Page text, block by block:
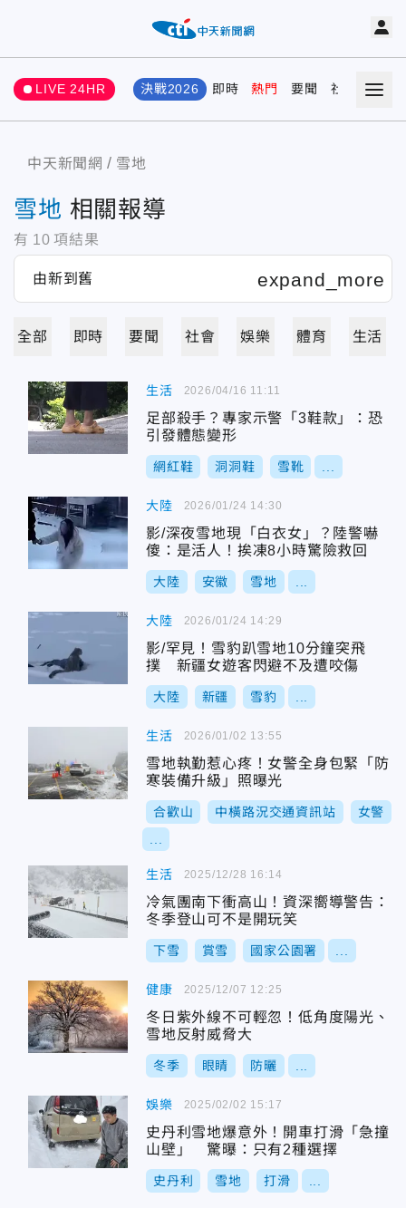
LIVE 24HR 決戰2026 即時 熱門 要聞 社會 娛樂
中天新聞網 雪地
雪地 相關報導
有 10 項結果
全部 即時 要聞 社會 娛樂 體育 生活
生活
足部殺手？專家示警「3鞋款」：恐
引發體態變形
網紅鞋 洞洞鞋 雪靴
2026/04/16 11:11
大陸
影/深夜雪地現「白衣女」？陸警嚇
傻：是活人！挨凍8小時驚險救回
大陸 安徽 雪地
2026/01/24 14:30
大陸
影/罕見！雪豹趴雪地10分鐘突飛
撲 新疆女遊客閃避不及遭咬傷
大陸 新疆 雪豹
2026/01/24 14:29
生活
雪地執勤惹心疼！女警全身包緊「防
寒裝備升級」照曝光
合歡山 中橫路況交通資訊站 女警
2026/01/02 13:55
生活
冷氣團南下衝高山！資深嚮導警告：
冬季登山可不是開玩笑
下雪 賞雪 國家公園署
2025/12/28 16:14
健康
冬日紫外線不可輕忽！低角度陽光、
雪地反射威脅大
冬季 眼睛 防曬
2025/12/07 12:25
娛樂
史丹利雪地爆意外！開車打滑「急撞
山壁」 驚曝：只有2種選擇
史丹利 雪地 打滑
2025/02/02 15:17